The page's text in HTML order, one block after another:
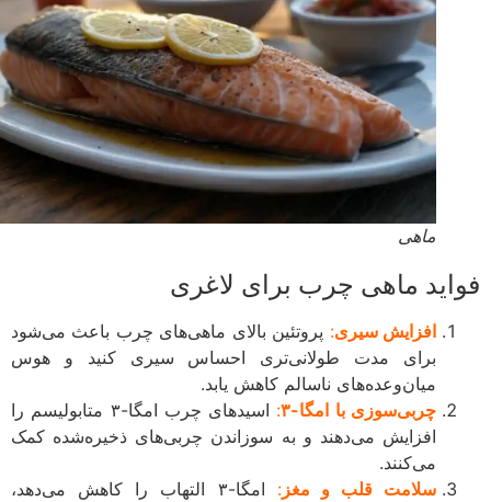
ماهی
ماهی چرب برای لاغری
افزایش سیری:پروتئین بالای ماهی‌های چرب باعث می‌شود
برای مدت طولانی‌تری احساس سیری کنید و هوس
میان‌وعده‌های ناسالم کاهش یابد.
چربی‌سوزی با امگا-۳ :
اسیدهای چرب امگا-۳ متابولیسم را
افزایش می‌دهند و به سوزاندن چربی‌های ذخیره‌شده کمک
می‌کنند.
سلامت قلب و مغز
امگا-۳ التهاب را کاهش می‌دهد،